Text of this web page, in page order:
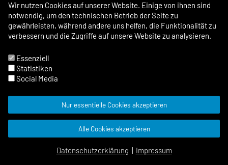
Wir nutzen Cookies auf unserer Website. Einige von ihnen sind
notwendig, um den technischen Betrieb der Seite zu
gewährleisten, während andere uns helfen, die Funktionalität zu
verbessern und die Zugriffe auf unsere Website zu analysieren.
Essenziell
Statistiken
Social Media
Nur essentielle Cookies akzeptieren
Alle Cookies akzeptieren
Datenschutzerklärung | Impressum
Rechtliches
Kontakt
Impressum
Datenschutz
Whistleblowing und Meldewege
Facebook
X Instagram
LinkedIn
© 2026 Zentralverband Deutsches
TYPO3 Website von Kombinat